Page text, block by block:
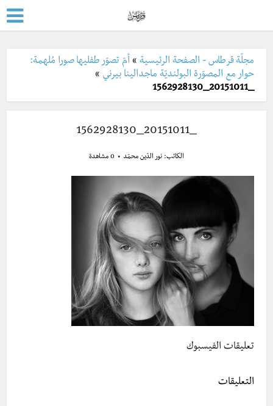
مجلّة قرطاس - الصفحة الرئيسية » أمّ تصوّر طفليها صورا مُلهمة:
حوار مع المصوّرة البولنديّة ماجدالينا بيرني »
_20151011_1562928130
_20151011_1562928130
الكاتب: نور الدّين محمّد 0 مشاهدة
تعليقات الفيسبوك
التعليقات